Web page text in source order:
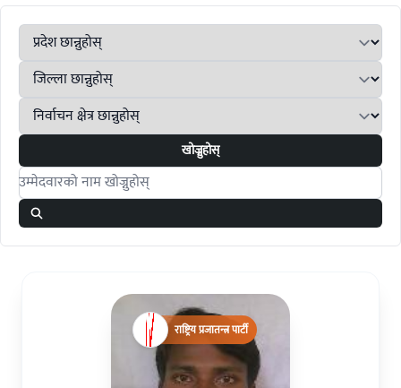
खोज्नुहोस्
Search candidates
राष्ट्रिय प्रजातन्त्र पार्टी